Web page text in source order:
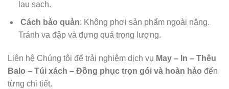
lau sạch.
Cách bảo quản: Không phơi sản phẩm ngoài nắng.
Tránh va đập và đựng quá trọng lượng.
Liên hệ Chúng tôi để trải nghiệm dịch vụ May – In – Thêu
Balo – Túi xách – Đồng phục trọn gói và hoàn hảo đến
từng chi tiết.